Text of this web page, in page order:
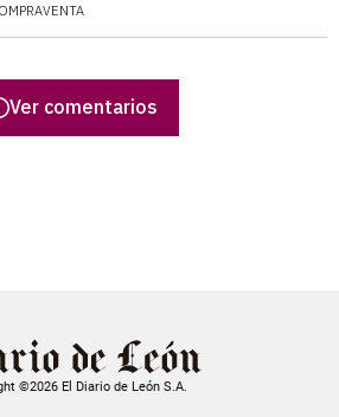
Ver comentarios
©2026 El Diario de León S.A.